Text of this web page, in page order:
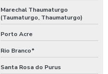
Marechal Thaumaturgo
(Taumaturgo, Thaumaturgo)
Porto Acre
Rio Branco*
Santa Rosa do Purus